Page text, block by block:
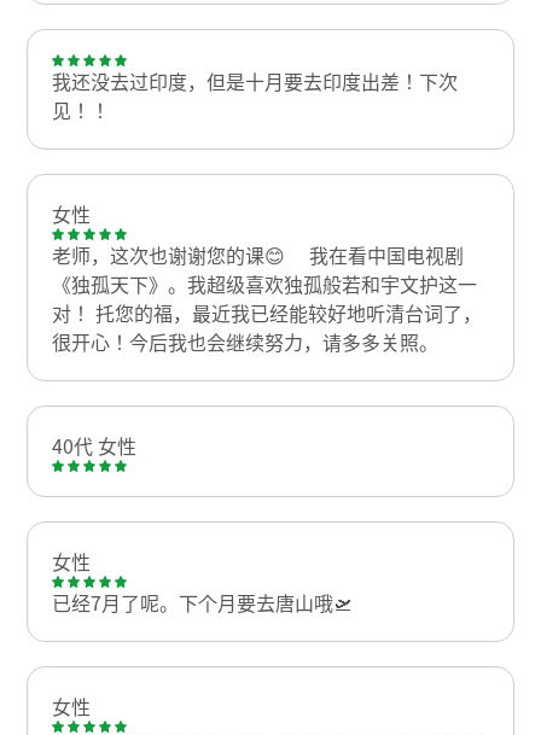
我还没去过印度，但是十月要去印度出差！下次
见！！
女性
老师，这次也谢谢您的课😊 我在看中国电视剧
《独孤天下》。我超级喜欢独孤般若和宇文护这一
对！ 托您的福，最近我已经能较好地听清台词了，
很开心！今后我也会继续努力，请多多关照。
40代 女性
女性
已经7月了呢。下个月要去唐山哦🛫
女性